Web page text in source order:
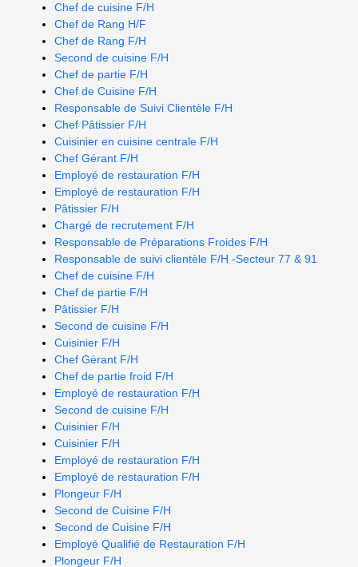
Chef de cuisine F/H
Chef de Rang H/F
Chef de Rang F/H
Second de cuisine F/H
Chef de partie F/H
Chef de Cuisine F/H
Responsable de Suivi Clientèle F/H
Chef Pâtissier F/H
Cuisinier en cuisine centrale F/H
Chef Gérant F/H
Employé de restauration F/H
Employé de restauration F/H
Pâtissier F/H
Chargé de recrutement F/H
Responsable de Préparations Froides F/H
Responsable de suivi clientèle F/H -Secteur 77 & 91
Chef de cuisine F/H
Chef de partie F/H
Pâtissier F/H
Second de cuisine F/H
Cuisinier F/H
Chef Gérant F/H
Chef de partie froid F/H
Employé de restauration F/H
Second de cuisine F/H
Cuisinier F/H
Cuisinier F/H
Employé de restauration F/H
Employé de restauration F/H
Plongeur F/H
Second de Cuisine F/H
Second de Cuisine F/H
Employé Qualifié de Restauration F/H
Plongeur F/H